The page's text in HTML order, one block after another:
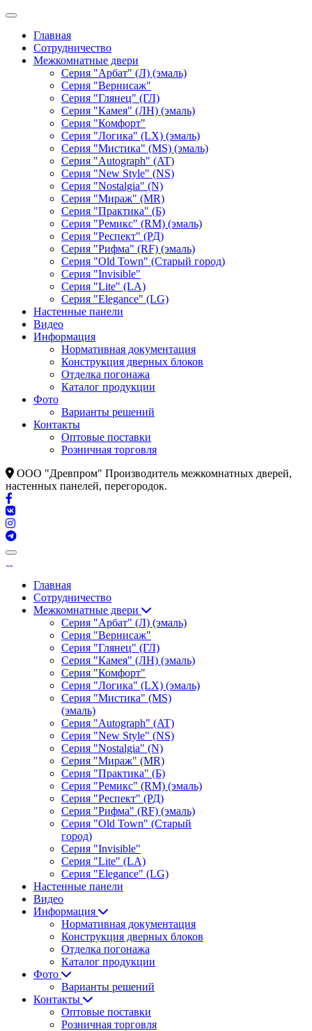
Главная
Сотрудничество
Межкомнатные двери
Серия "Арбат" (Л) (эмаль)
Серия "Вернисаж"
Серия "Глянец" (ГЛ)
Серия "Камея" (ЛН) (эмаль)
Серия "Комфорт"
Серия "Логика" (LX) (эмаль)
Серия "Мистика" (MS) (эмаль)
Серия "Autograph" (AT)
Серия "New Style" (NS)
Серия "Nostalgia" (N)
Серия "Мираж" (MR)
Серия "Практика" (Б)
Серия "Ремикс" (RM) (эмаль)
Серия "Респект" (РД)
Серия "Рифма" (RF) (эмаль)
Серия "Old Town" (Старый город)
Серия "Invisible"
Серия "Lite" (LA)
Серия "Elegance" (LG)
Настенные панели
Видео
Информация
Нормативная документация
Конструкция дверных блоков
Отделка погонажа
Каталог продукции
Фото
Варианты решений
Контакты
Оптовые поставки
Розничная торговля
ООО "Древпром" Производитель межкомнатных дверей,
настенных панелей, перегородок.
Главная
Сотрудничество
Межкомнатные двери
Серия "Арбат" (Л) (эмаль)
Серия "Вернисаж"
Серия "Глянец" (ГЛ)
Серия "Камея" (ЛН) (эмаль)
Серия "Комфорт"
Серия "Логика" (LX) (эмаль)
Серия "Мистика" (MS)
(эмаль)
Серия "Autograph" (AT)
Серия "New Style" (NS)
Серия "Nostalgia" (N)
Серия "Мираж" (MR)
Серия "Практика" (Б)
Серия "Ремикс" (RM) (эмаль)
Серия "Респект" (РД)
Серия "Рифма" (RF) (эмаль)
Серия "Old Town" (Старый
город)
Серия "Invisible"
Серия "Lite" (LA)
Серия "Elegance" (LG)
Настенные панели
Видео
Информация
Нормативная документация
Конструкция дверных блоков
Отделка погонажа
Каталог продукции
Фото
Варианты решений
Контакты
Оптовые поставки
Розничная торговля